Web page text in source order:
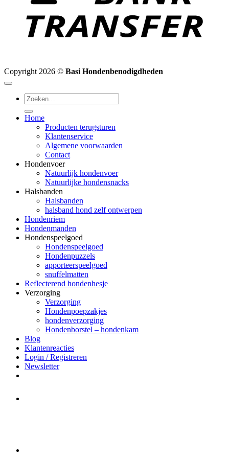
Copyright 2026 © Basi Hondenbenodigdheden
Zoeken
naar:
Home
Producten terugsturen
Klantenservice
Algemene voorwaarden
Contact
Hondenvoer
Natuurlijk hondenvoer
Natuurlijke hondensnacks
Halsbanden
Halsbanden
halsband hond zelf ontwerpen
Hondenriem
Hondenmanden
Hondenspeelgoed
Hondenspeelgoed
Hondenpuzzels
apporteerspeelgoed
snuffelmatten
Reflecterend hondenhesje
Verzorging
Verzorging
Hondenpoepzakjes
hondenverzorging
Hondenborstel – hondenkam
Blog
Klantenreacties
Login / Registreren
Newsletter